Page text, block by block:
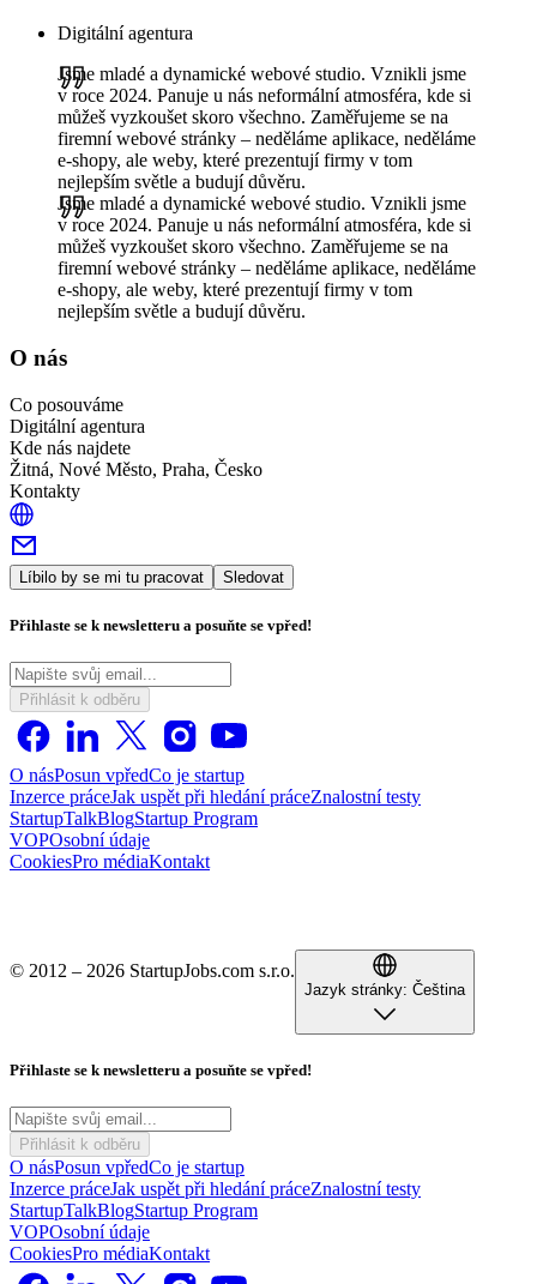
Digitální agentura
Jsme mladé a dynamické webové studio. Vznikli jsme
v roce 2024. Panuje u nás neformální atmosféra, kde si
můžeš vyzkoušet skoro všechno. Zaměřujeme se na
firemní webové stránky – neděláme aplikace, neděláme
e-shopy, ale weby, které prezentují firmy v tom
nejlepším světle a budují důvěru.
Jsme mladé a dynamické webové studio. Vznikli jsme
v roce 2024. Panuje u nás neformální atmosféra, kde si
můžeš vyzkoušet skoro všechno. Zaměřujeme se na
firemní webové stránky – neděláme aplikace, neděláme
e-shopy, ale weby, které prezentují firmy v tom
nejlepším světle a budují důvěru.
O nás
Co posouváme
Digitální agentura
Kde nás najdete
Žitná, Nové Město, Praha, Česko
Kontakty
Líbilo by se mi tu pracovat Sledovat
Přihlaste se k newsletteru a posuňte se vpřed!
Přihlásit k odběru
O násPosun vpředCo je startup
Inzerce práceJak uspět při hledání práceZnalostní testy
StartupTalkBlogStartup Program
VOPOsobní údaje
CookiesPro médiaKontakt
© 2012 – 2026 StartupJobs.com s.r.o.
Jazyk stránky: Čeština
Přihlaste se k newsletteru a posuňte se vpřed!
Přihlásit k odběru
O násPosun vpředCo je startup
Inzerce práceJak uspět při hledání práceZnalostní testy
StartupTalkBlogStartup Program
VOPOsobní údaje
CookiesPro médiaKontakt